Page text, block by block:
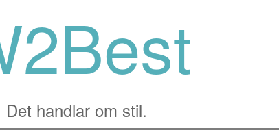
Det handlar om stil.